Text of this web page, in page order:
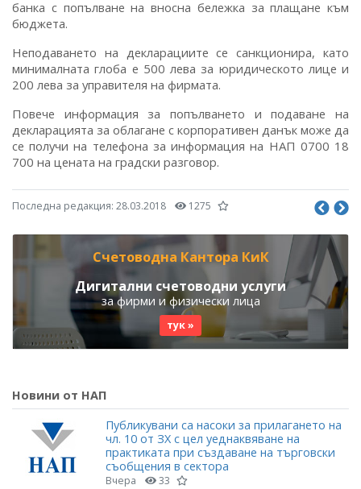
банка с попълване на вносна бележка за плащане към
бюджета.
Неподаването на декларациите се санкционира, като
минималната глоба е 500 лева за юридическото лице и
200 лева за управителя на фирмата.
Повече информация за попълването и подаване на
декларацията за облагане с корпоративен данък може да
се получи на телефона за информация на НАП 0700 18
700 на цената на градски разговор.
Последна редакция: 28.03.2018 1275
Счетоводна Кантора КиК
Дигитални счетоводни услуги
за фирми и физически лица
тук »
Новини от НАП
Публикувани са насоки за прилагането на
чл. 10 от ЗХ с цел уеднаквяване на
практиката при създаване на търговски
съобщения в сектора
Вчера 33